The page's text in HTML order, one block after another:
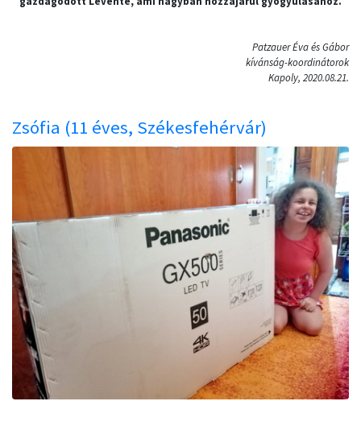
Patzauer Éva és Gábor
kívánság-koordinátorok
Kapoly, 2020.08.21.
Zsófia (11 éves, Székesfehérvár)